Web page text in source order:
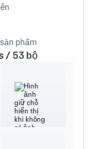
phẩm
/ 53 bộ